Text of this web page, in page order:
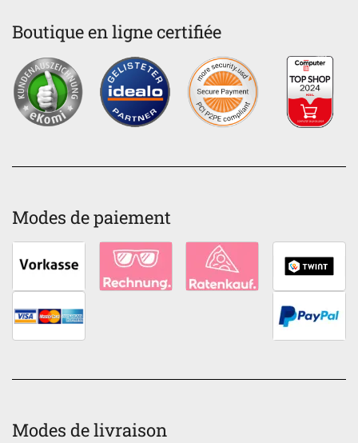
Boutique en ligne certifiée
Modes de paiement
Modes de livraison